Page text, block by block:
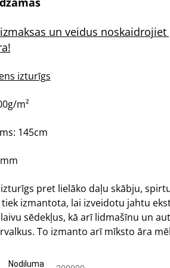
un veidus noskaidrojiet
izturīgs
m²
145cm
pret lielāko daļu skābju,
izmantota, lai izveidotu jahtu
sēdekļus, kā arī lidmašīnu un
To izmanto arī mīksto āra
Nodiluma